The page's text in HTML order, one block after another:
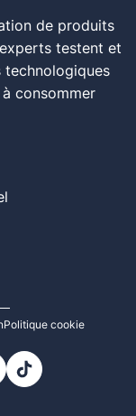
de produits
testent et
technologiques
consommer
Politique cookie